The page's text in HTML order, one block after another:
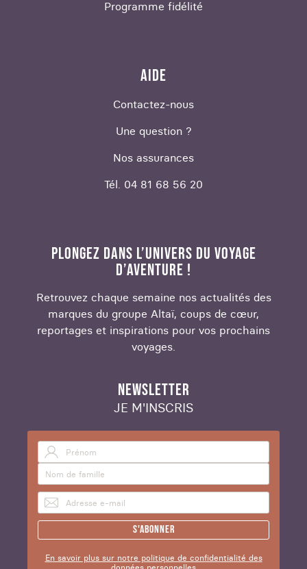
Programme fidélité
AIDE
Contactez-nous
Une question ?
Nos assurances
Tél. 04 81 68 56 20
PLONGEZ DANS L’UNIVERS DU VOYAGE
D’AVENTURE !
Retrouvez chaque semaine nos actualités des
marques du groupe Altaï, coups de cœur,
reportages et inspirations pour vos prochains
voyages.
NEWSLETTER
JE M'INSCRIS
S'abonner
En savoir plus sur notre politique de confidentialité des